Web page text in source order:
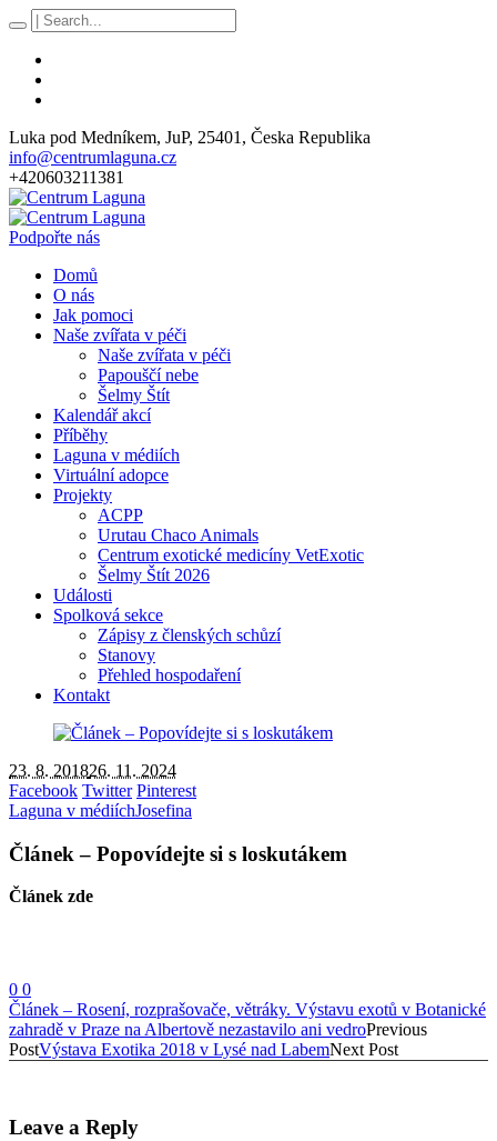
Luka pod Medníkem, JuP, 25401 , Česka Republika
info@centrumlaguna.cz
+420603211381
Podpořte nás
Domů
O nás
Jak pomoci
Naše zvířata v péči
Naše zvířata v péči
Papouščí nebe
Šelmy Štít
Kalendář akcí
Příběhy
Laguna v médiích
Virtuální adopce
Projekty
ACPP
Urutau Chaco Animals
Centrum exotické medicíny VetExotic
Šelmy Štít 2026
Události
Spolková sekce
Zápisy z členských schůzí
Stanovy
Přehled hospodaření
Kontakt
23. 8. 201826. 11. 2024
Facebook Twitter Pinterest
Laguna v médiíchJosefina
Článek – Popovídejte si s loskutákem
Článek zde
0 0
Článek – Rosení, rozprašovače, větráky. Výstavu exotů v Botanické
zahradě v Praze na Albertově nezastavilo ani vedroPrevious
PostVýstava Exotika 2018 v Lysé nad LabemNext Post
Leave a Reply